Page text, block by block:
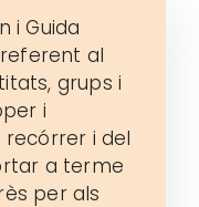
i Guida
al
grups i
i
i del
a terme
per als